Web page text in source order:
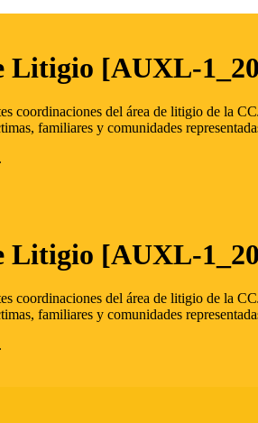
Litigio [AUXL-
coordinaciones del área de litigio de la
familiares y comunidades
Litigio [AUXL-
coordinaciones del área de litigio de la
familiares y comunidades